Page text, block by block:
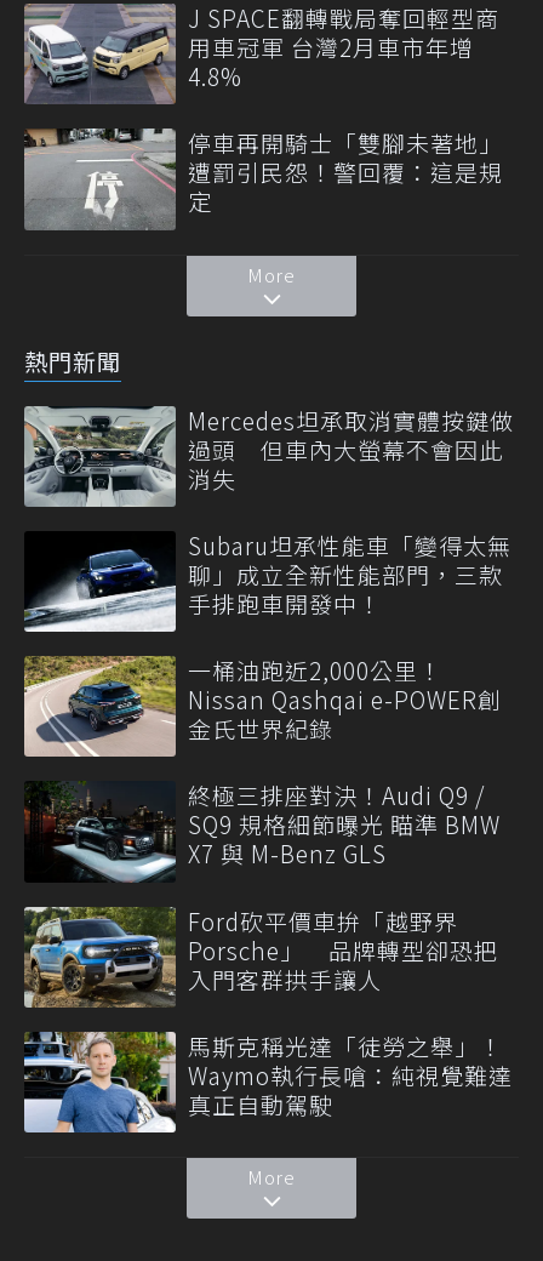
J SPACE翻轉戰局奪回輕型商
用車冠軍 台灣2月車市年增
4.8%
停車再開騎士「雙腳未著地」
遭罰引民怨！警回覆：這是規
定
More
熱門新聞
Mercedes坦承取消實體按鍵做
過頭 但車內大螢幕不會因此
消失
Subaru坦承性能車「變得太無
聊」成立全新性能部門，三款
手排跑車開發中！
一桶油跑近2,000公里！
Nissan Qashqai e-POWER創
金氏世界紀錄
終極三排座對決！Audi Q9 /
SQ9 規格細節曝光 瞄準 BMW
X7 與 M-Benz GLS
Ford砍平價車拚「越野界
Porsche」 品牌轉型卻恐把
入門客群拱手讓人
馬斯克稱光達「徒勞之舉」！
Waymo執行長嗆：純視覺難達
真正自動駕駛
More